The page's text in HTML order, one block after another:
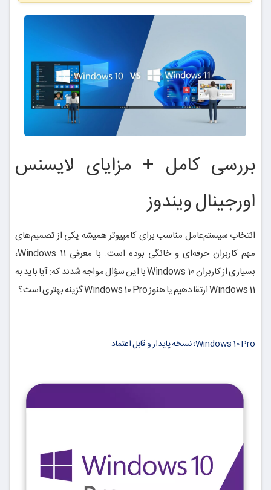
بررسی کامل + مزایای لایسنس
اورجینال ویندوز
انتخاب سیستم‌عامل مناسب برای کامپیوتر همیشه یکی از تصمیم‌های
مهم کاربران حرفه‌ای و خانگی بوده است. با معرفی Windows 11،
بسیاری از کاربران Windows 10 با این سؤال مواجه شدند که: آیا باید به
Windows 11 ارتقا دهیم یا هنوز Windows 10 Pro گزینه بهتری است؟
Windows 10 Pro؛ نسخه پایدار و قابل اعتماد